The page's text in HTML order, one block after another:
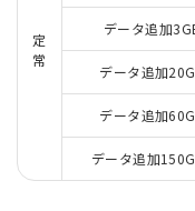
定
常
データ追加
データ追加
データ追加
データ追加